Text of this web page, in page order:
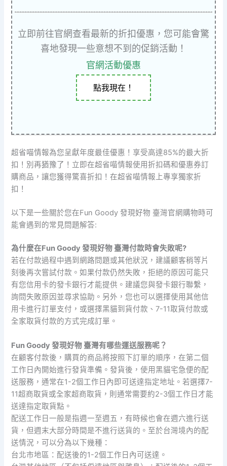
立即前往官網查看最新的折扣優惠，您可能會驚
喜地發現一些意想不到的促銷活動！
官網活動優惠
點我現在！
超省喵情報為您呈獻年度最佳優惠！享受高達85%的最大折
扣！別再猶豫了！立即在超省喵情報使用折扣碼和優惠券訂
購商品，讓您獲得驚喜折扣！在超省喵情報上專享獨家折
扣！
以下是一些關於您在Fun Goody 發現好物 臺灣官網購物時可
能會遇到的常見問題解答:
為什麼在Fun Goody 發現好物 臺灣付款時會失敗呢?
若在付款過程中遇到網路問題或其他狀況，建議顧客稍等片
刻後再次嘗試付款。如果付款仍然失敗，拒絕的原因可能只
有您信用卡的發卡銀行才能提供。建議您與發卡銀行聯繫，
詢問失敗原因並尋求協助。另外，您也可以選擇使用其他信
用卡進行訂單支付，或選擇黑貓到貨付款、7-11取貨付款或
全家取貨付款的方式完成訂單。
Fun Goody 發現好物 臺灣有哪些運送服務呢？
在顧客付款後，購買的商品將按照下訂單的順序，在第二個
工作日內開始進行發貨準備。發貨後，使用黑貓宅急便的配
送服務，通常在1-2個工作日內即可送達指定地址。若選擇7-
11超商取貨或全家超商取貨，則通常需要約2-3個工作日才能
送達指定取貨點。
配送工作日一般是指週一至週五，有時候也會在週六進行送
貨，但週末大部分時間是不進行送貨的。至於台灣境內的配
送情況，可以分為以下幾種：
台北市地區：配送後的1-2個工作日內可送達。